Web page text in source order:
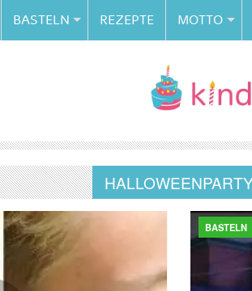
BASTELN REZEPTE MOTTO
BASTELN